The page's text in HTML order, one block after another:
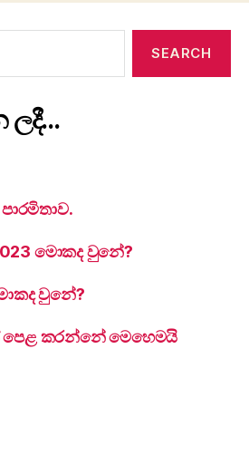
ලදී…
පාරමිතාව.
මොකද වුනේ?
වුනේ?
පෙළ කරන්නේ මෙහෙමයි